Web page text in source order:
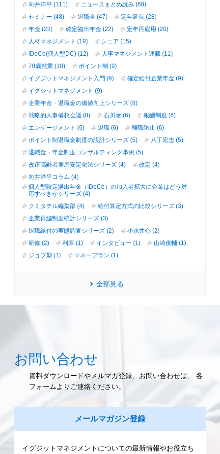
向井洋平 (111)
ニュースまとめ読み (60)
セミナー (48)
退職金 (47)
定年延長 (28)
年金 (23)
確定拠出年金 (22)
定年再雇用 (20)
人材マネジメント (19)
シニア (15)
iDeCo(個人型DC) (12)
人事マネジメント連載 (11)
70歳就業 (10)
ポイント制 (9)
イグジットマネジメント入門 (9)
確定給付企業年金 (9)
イグジットマネジメント (9)
企業年金・退職金の価値向上シリーズ (8)
戦略的人事構想会議 (8)
石川泰 (6)
報酬制度 (6)
エンゲージメント (6)
退職 (6)
離職防止 (6)
ポイント制退職金制度の設計シリーズ (5)
八丁宏志 (5)
退職金・年金制度コンサルティング事例 (5)
改正高齢者雇用安定化法シリーズ (4)
改定 (4)
向井洋平コラム (4)
個人型確定拠出年金（iDeCo）の加入者拡大に企業はどう対
応すべきかシリーズ (4)
クミタテル編集部 (4)
給付算定方式の比較シリーズ (3)
企業再編制度統計シリーズ (3)
退職給付の実態調査シリーズ (2)
小永井心 (2)
研修 (2)
利率 (1) インタビュー (1)
山崎俊輔 (1)
ジョブ型 (1)
マネープラン (1)
全部見る
お問い合わせ
資料ダウンロードやメルマガ登録、お問い合わせは、 各
フォームよりご連絡ください。
メールマガジン登録
イグジットマネジメントについての最新情報やお役立ち